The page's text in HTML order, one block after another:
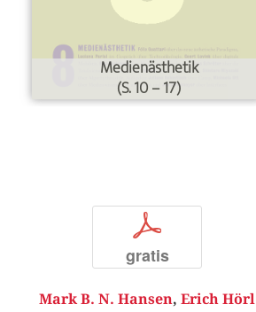
Medienästhetik
(S. 10 – 17)
p
gratis
Mark B. N. Hansen, Erich Hörl